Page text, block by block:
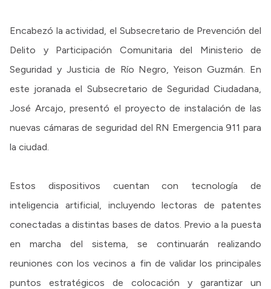
Encabezó la actividad, el Subsecretario de Prevención del
Delito y Participación Comunitaria del Ministerio de
Seguridad y Justicia de Río Negro, Yeison Guzmán. En
este joranada el Subsecretario de Seguridad Ciudadana,
José Arcajo, presentó el proyecto de instalación de las
nuevas cámaras de seguridad del RN Emergencia 911 para
la ciudad.
Estos dispositivos cuentan con tecnología de
inteligencia artificial, incluyendo lectoras de patentes
conectadas a distintas bases de datos. Previo a la puesta
en marcha del sistema, se continuarán realizando
reuniones con los vecinos a fin de validar los principales
puntos estratégicos de colocación y garantizar un